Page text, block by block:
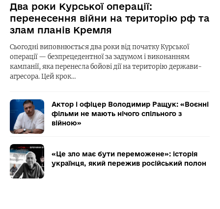
Два роки Курської операції:
перенесення війни на територію рф та
злам планів Кремля
Сьогодні виповнюється два роки від початку Курської
операції — безпрецедентної за задумом і виконанням
кампанії, яка перенесла бойові дії на територію держави-
агресора. Цей крок…
Актор і офіцер Володимир Ращук: «Воєнні
фільми не мають нічого спільного з
війною»
«Це зло має бути переможене»: історія
українця, який пережив російський полон